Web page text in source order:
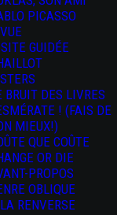
PICASSO
GUIDÉE
BRUIT DES LIVRES
! (FAIS DE
MIEUX!)
QUE COÛTE
OR DIE
PROPOS
OBLIQUE
RENVERSE